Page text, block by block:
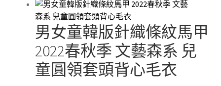
the
product
page
has
multiple
variants.
The
options
may
be
男女童韓版針織條紋馬甲
2022春秋季 文藝森系 兒
童圓領套頭背心毛衣